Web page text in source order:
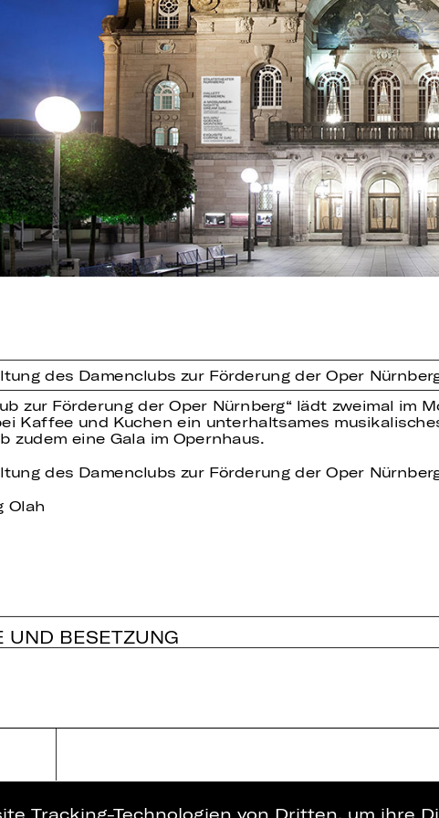
des Damenclubs zur Förderung der Oper
zur Förderung der Oper Nürnberg“ lädt zweimal im
Kaffee und Kuchen ein unterhaltsames
zudem eine Gala im Opernhaus.
des Damenclubs zur Förderung der Oper
Olah
UND BESETZUNG
Tracking-Technologien von Dritten, um ihre